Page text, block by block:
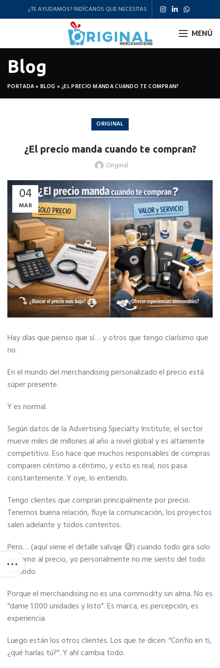
¿TE AYUDAMOS? INDÍCANOS QUE NECESITAS
MENÚ
Blog
PORTADA»BLOG »¿EL PRECIO MANDA CUANDO TE COMPRAN?
ORIGINAL
¿El precio manda cuando te compran?
Original
04
MAR
Hay días que pienso que sí… y otros que tengo clarísimo que
no.
En el mundo del merchandising personalizado el precio está
súper presente.
Y es normal.
Según datos de la Advertising Specialty Institute, el sector
mueve miles de millones al año a nivel global y es altamente
competitivo. Eso hace que muchos responsables de compras
comparen céntimo a céntimo, y esto es real, nos pasa
constantemente. Y oye, lo entiendo.
Tengo clientes que compran principalmente por precio.
Tenemos buena relación, fluye la comunicación, los proyectos
salen adelante y todos contentos.
Pero… (aquí viene el detalle salvaje 😅) cuando todo gira solo
en torno al precio, yo personalmente no me siento del todo
cómodo.
Porque el merchandising no es una commodity sin alma. No es
“dame 1.000 unidades y listo”. Es marca, es percepción, es
experiencia.
Luego están los otros clientes. Los que te dicen: “Confío en ti,
¿qué harías tú?”. Y ahí cambia todo.